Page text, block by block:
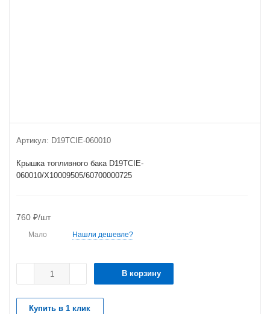
Артикул: D19TCIE-060010
Крышка топливного бака D19TCIE-
060010/X10009505/60700000725
760 ₽/шт
Мало Нашли дешевле?
В корзину
Купить в 1 клик